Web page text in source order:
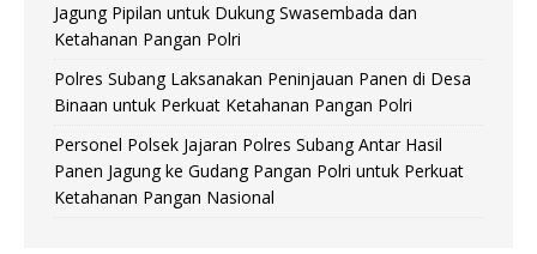
Jagung Pipilan untuk Dukung Swasembada dan
Ketahanan Pangan Polri
Polres Subang Laksanakan Peninjauan Panen di Desa
Binaan untuk Perkuat Ketahanan Pangan Polri
Personel Polsek Jajaran Polres Subang Antar Hasil
Panen Jagung ke Gudang Pangan Polri untuk Perkuat
Ketahanan Pangan Nasional